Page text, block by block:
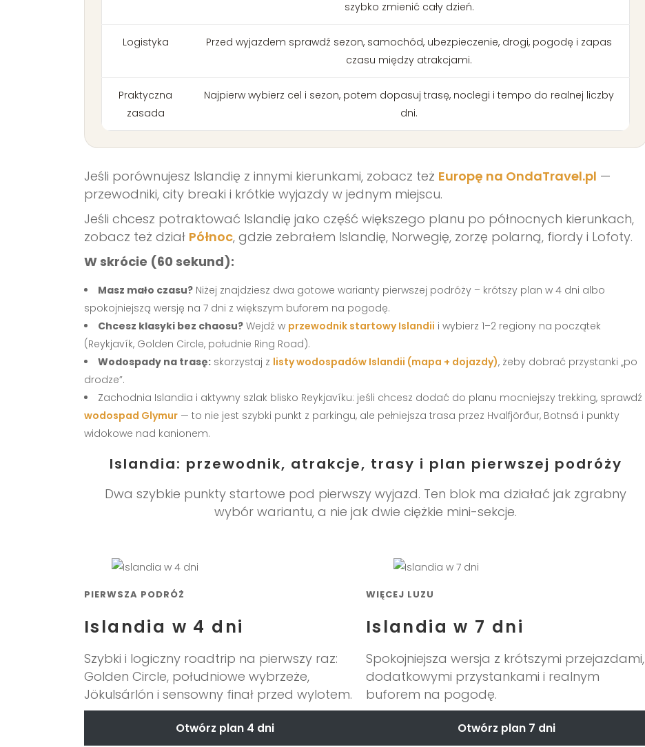
szybko zmienić cały dzień.
Logistyka
Przed wyjazdem sprawdź sezon, samochód, ubezpieczenie, drogi, pogodę i zapas
czasu między atrakcjami.
Praktyczna
zasada
Najpierw wybierz cel i sezon, potem dopasuj trasę, noclegi i tempo do realnej liczby
dni.
Jeśli porównujesz Islandię z innymi kierunkami, zobacz też Europę na OndaTravel.pl —
przewodniki, city breaki i krótkie wyjazdy w jednym miejscu.
Jeśli chcesz potraktować Islandię jako część większego planu po północnych kierunkach,
zobacz też dział Północ, gdzie zebrałem Islandię, Norwegię, zorzę polarną, fiordy i Lofoty.
W skrócie (60 sekund):
Masz mało czasu? Niżej znajdziesz dwa gotowe warianty pierwszej podróży – krótszy plan w 4 dni albo
spokojniejszą wersję na 7 dni z większym buforem na pogodę.
Chcesz klasyki bez chaosu? Wejdź w przewodnik startowy Islandii i wybierz 1–2 regiony na początek
(Reykjavík, Golden Circle, południe Ring Road).
Wodospady na trasę: skorzystaj z listy wodospadów Islandii (mapa + dojazdy), żeby dobrać przystanki „po
drodze”.
Zachodnia Islandia i aktywny szlak blisko Reykjavíku: jeśli chcesz dodać do planu mocniejszy trekking, sprawdź
wodospad Glymur — to nie jest szybki punkt z parkingu, ale pełniejsza trasa przez Hvalfjörður, Botnsá i punkty
widokowe nad kanionem.
Islandia: przewodnik, atrakcje, trasy i plan pierwszej podróży
Dwa szybkie punkty startowe pod pierwszy wyjazd. Ten blok ma działać jak zgrabny
wybór wariantu, a nie jak dwie ciężkie mini-sekcje.
PIERWSZA PODRÓŻ
Islandia w 4 dni
Szybki i logiczny roadtrip na pierwszy raz:
Golden Circle, południowe wybrzeże,
Jökulsárlón i sensowny finał przed wylotem.
Otwórz plan 4 dni
WIĘCEJ LUZU
Islandia w 7 dni
Spokojniejsza wersja z krótszymi przejazdami,
dodatkowymi przystankami i realnym
buforem na pogodę.
Otwórz plan 7 dni